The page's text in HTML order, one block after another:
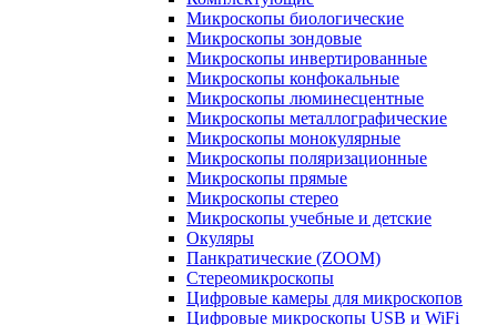
Микроскопы биологические
Микроскопы зондовые
Микроскопы инвертированные
Микроскопы конфокальные
Микроскопы люминесцентные
Микроскопы металлографические
Микроскопы монокулярные
Микроскопы поляризационные
Микроскопы прямые
Микроскопы стерео
Микроскопы учебные и детские
Окуляры
Панкратические (ZOOM)
Стереомикроскопы
Цифровые камеры для микроскопов
Цифровые микроскопы USB и WiFi